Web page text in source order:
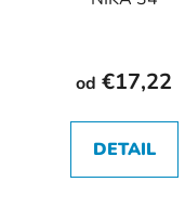
od €17,22
DETAIL